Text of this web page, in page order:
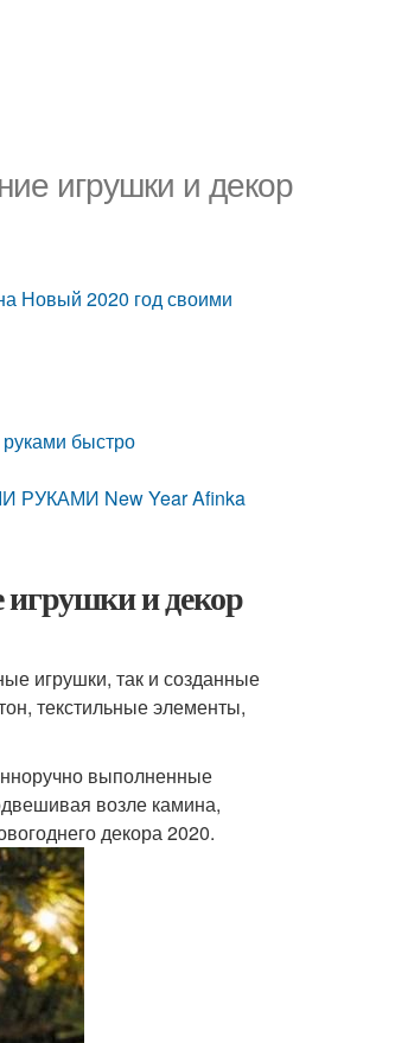
игрушки и декор
Новый 2020 год своими
быстро
РУКАМИ New Year Afinka
и декор
игрушки, так и созданные
текстильные элементы,
выполненные
возле камина,
декора 2020.